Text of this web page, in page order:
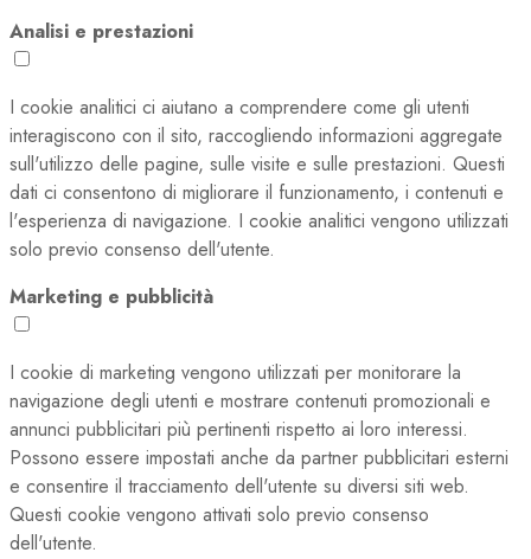
Analisi e prestazioni
I cookie analitici ci aiutano a comprendere come gli utenti
interagiscono con il sito, raccogliendo informazioni aggregate
sull'utilizzo delle pagine, sulle visite e sulle prestazioni. Questi
dati ci consentono di migliorare il funzionamento, i contenuti e
l'esperienza di navigazione. I cookie analitici vengono utilizzati
solo previo consenso dell'utente.
Marketing e pubblicità
I cookie di marketing vengono utilizzati per monitorare la
navigazione degli utenti e mostrare contenuti promozionali e
annunci pubblicitari più pertinenti rispetto ai loro interessi.
Possono essere impostati anche da partner pubblicitari esterni
e consentire il tracciamento dell'utente su diversi siti web.
Questi cookie vengono attivati solo previo consenso
dell'utente.